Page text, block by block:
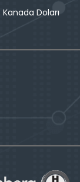
Kanada Doları